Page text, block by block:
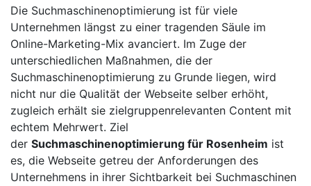
Die Suchmaschinenoptimierung ist für viele
Unternehmen längst zu einer tragenden Säule im
Online-Marketing-Mix avanciert. Im Zuge der
unterschiedlichen Maßnahmen, die der
Suchmaschinenoptimierung zu Grunde liegen, wird
nicht nur die Qualität der Webseite selber erhöht,
zugleich erhält sie zielgruppenrelevanten Content mit
echtem Mehrwert. Ziel
der Suchmaschinenoptimierung für Rosenheim ist
es, die Webseite getreu der Anforderungen des
Unternehmens in ihrer Sichtbarkeit bei Suchmaschinen